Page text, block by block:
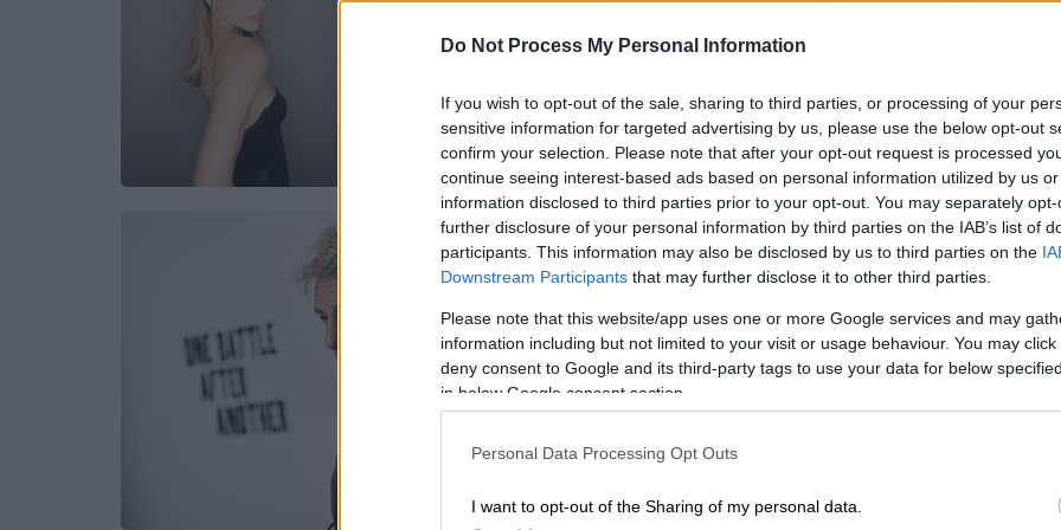
Do Not Process My Personal Information
If you wish to opt-out of the sale, sharing to third parties, or processing of your
sensitive information for targeted advertising by us, please use the below opt-out
confirm your selection. Please note that after your opt-out request is processed
continue seeing interest-based ads based on personal information utilized by us
information disclosed to third parties prior to your opt-out. You may separately
further disclosure of your personal information by third parties on the IAB’s list of
participants. This information may also be disclosed by us to third parties on the
Downstream Participants that may further disclose it to other third parties.
Please note that this website/app uses one or more Google services and may
information including but not limited to your visit or usage behaviour. You may
deny consent to Google and its third-party tags to use your data for below
in below Google consent section.
Personal Data Processing Opt Outs
I want to opt-out of the Sharing of my personal data.
καθιερωμένο πάρτι του μουσικού
Lifestyle|17.03.2026 11:55
Στο Κίεβο για συνάντηση με τον
Ζελένσκι ο Σον Πεν την ώρα της
βράβευσης του στα Όσκαρ
Ο χολιγουντιανός σταρ δείχνει
τη στήριξή του στη χώρα